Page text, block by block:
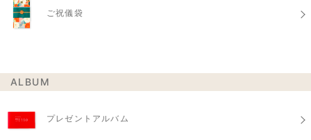
ご祝儀袋
ALBUM
プレゼントアルバム